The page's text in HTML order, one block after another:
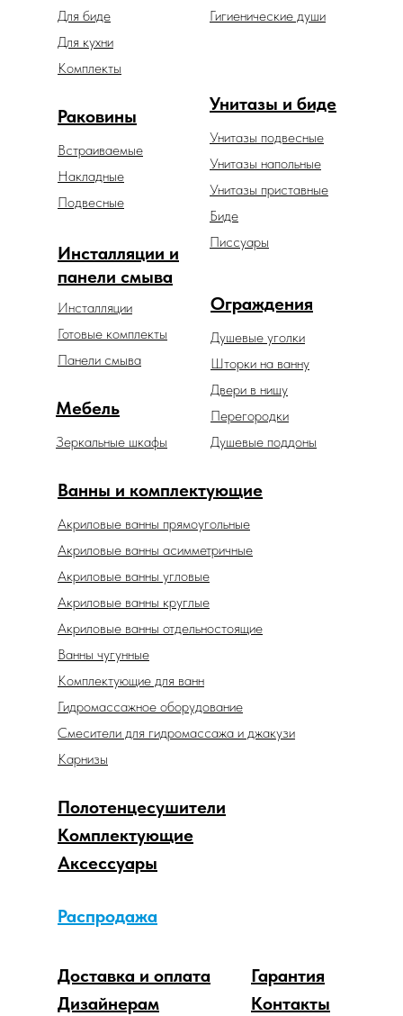
Гигиенические души
Унитазы и биде
Унитазы подвесные
Унитазы напольные
Унитазы приставные
Раковины
Встраиваемые
Накладные
Подвесные
Для биде
Для кухни
Ванны и комплектующие
Акриловые ванны прямоугольные
Зеркальные шкафы
Мебель
Ограждения
Душевые уголки
Шторки на ванну
Двери в нишу
Перегородки
Аксессуары
Распродажа
Комплектующие
Дизайнерам
Доставка и оплата
Гарантия
Контакты
Биде
Душевые поддоны
Акриловые ванны отдельностоящие
Акриловые ванны асимметричные
Акриловые ванны угловые
Акриловые ванны круглые
Ванны чугунные
Комплектующие для ванн
Гидромассажное оборудование
Смесители для гидромассажа и джакузи
Карнизы
Полотенцесушители
Инсталляции и
панели смыва
Инсталляции
Готовые комплекты
Панели смыва
Комплекты
Писсуары